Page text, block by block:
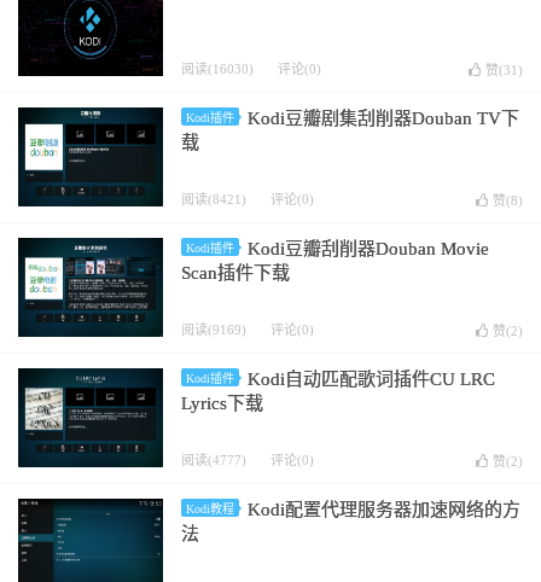
阅读(16030) 评论(0) 赞(31 )
Kodi插件
Kodi豆瓣剧集刮削器Douban TV下
载
阅读(8421) 评论(0) 赞(8)
Kodi插件
Kodi豆瓣刮削器Douban Movie
Scan插件下载
阅读(9169) 评论(0) 赞(2)
Kodi插件
Kodi自动匹配歌词插件CU LRC
Lyrics下载
阅读(4777) 评论(0) 赞(2)
Kodi教程
Kodi配置代理服务器加速网络的方
法